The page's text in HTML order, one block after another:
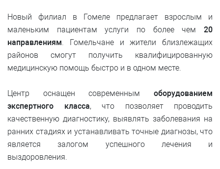
Новый филиал в Гомеле предлагает взрослым и
маленьким пациентам услуги по более чем 20
направлениям. Гомельчане и жители близлежащих
районов смогут получить квалифицированную
медицинскую помощь быстро и в одном месте.
Центр оснащен современным оборудованием
экспертного класса, что позволяет проводить
качественную диагностику, выявлять заболевания на
ранних стадиях и устанавливать точные диагнозы, что
является залогом успешного лечения и
выздоровления.